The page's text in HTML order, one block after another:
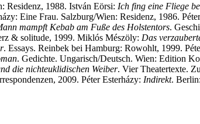
Residenz, 1988. István Eörsi: Ich fing eine Fliege
Eine Frau. Salzburg/Wien: Residenz, 1986.
mampft Kebab am Fuße des Holstentors.
& solitude, 1999. Miklós Mészöly: Das
. Essays. Reinbek bei Hamburg: Rowohlt, 1999.
. Gedichte. Ungarisch/Deutsch. Wien: Edition
die nichteuklidischen Weiber. Vier Theatertexte.
2009. Péter Esterházy: Indirekt.